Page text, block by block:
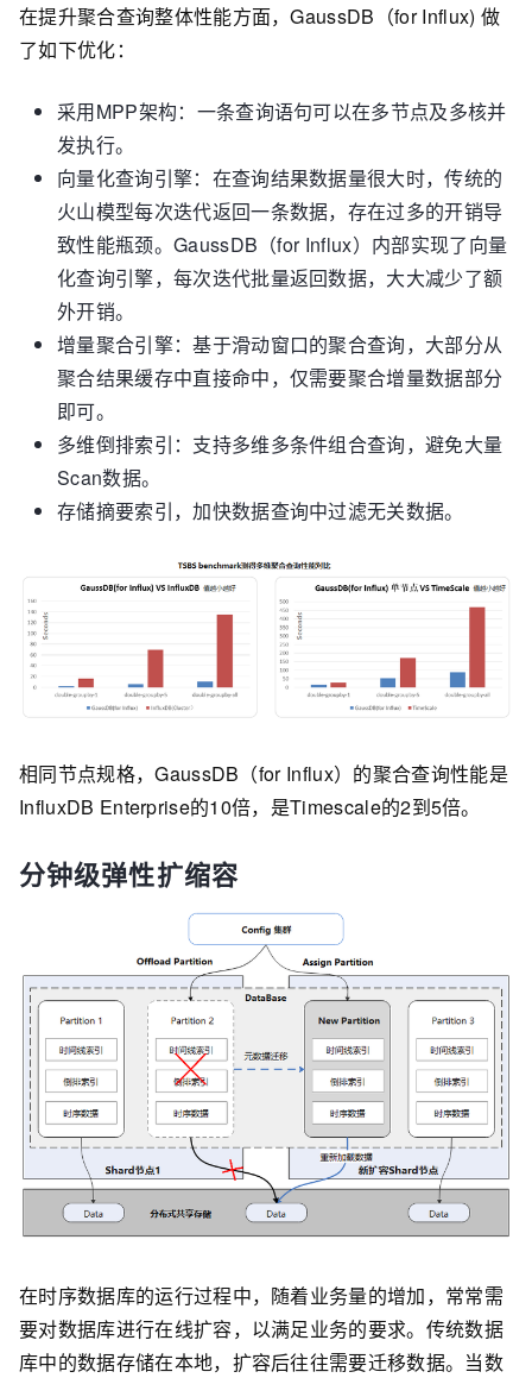
在提升聚合查询整体性能方面，GaussDB（for Influx) 做
了如下优化：
采用MPP架构：一条查询语句可以在多节点及多核并
发执行。
向量化查询引擎：在查询结果数据量很大时，传统的
火山模型每次迭代返回一条数据，存在过多的开销导
致性能瓶颈。GaussDB（for Influx）内部实现了向量
化查询引擎，每次迭代批量返回数据，大大减少了额
外开销。
增量聚合引擎：基于滑动窗口的聚合查询，大部分从
聚合结果缓存中直接命中，仅需要聚合增量数据部分
即可。
多维倒排索引：支持多维多条件组合查询，避免大量
Scan数据。
存储摘要索引，加快数据查询中过滤无关数据。
相同节点规格，GaussDB（for Influx）的聚合查询性能是
InfluxDB Enterprise的10倍，是Timescale的2到5倍。
分钟级弹性扩缩容
在时序数据库的运行过程中，随着业务量的增加，常常需
要对数据库进行在线扩容，以满足业务的要求。传统数据
库中的数据存储在本地，扩容后往往需要迁移数据。当数